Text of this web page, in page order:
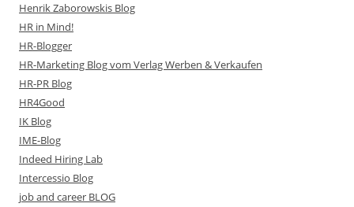
Henrik Zaborowskis Blog
HR in Mind!
HR-Blogger
HR-Marketing Blog vom Verlag Werben & Verkaufen
HR-PR Blog
HR4Good
IK Blog
IME-Blog
Indeed Hiring Lab
Intercessio Blog
job and career BLOG